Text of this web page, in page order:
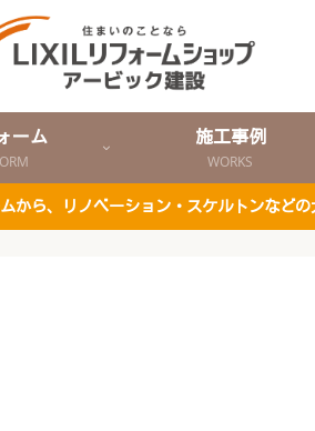
ーム 施工事例
WORKS
ら、リノベーション・スケルトンなど